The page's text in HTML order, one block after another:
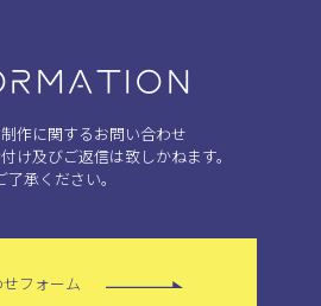
作に関するお問い合わせ
け及びご返信は致しかねます。
了承ください。
フォーム